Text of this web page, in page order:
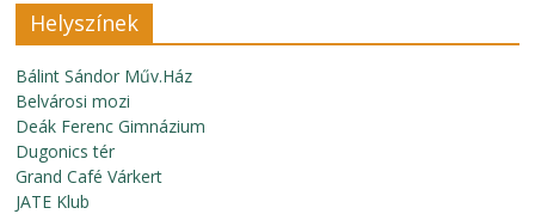
Helyszínek
Bálint Sándor Műv.Ház
Belvárosi mozi
Deák Ferenc Gimnázium
Dugonics tér
Grand Café Várkert
JATE Klub